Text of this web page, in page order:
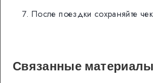
После поездки сохраняйте
Связанные материалы